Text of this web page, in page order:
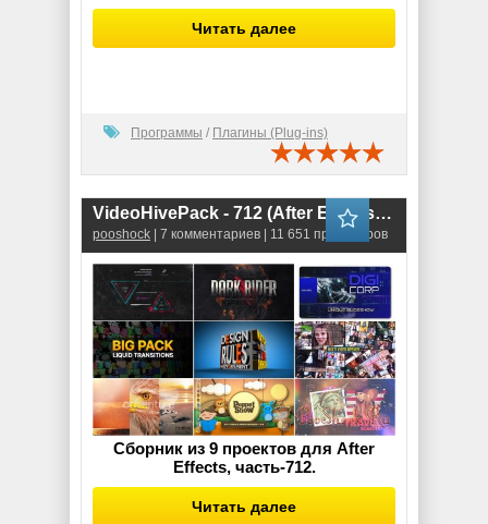
Читать далее
Программы / Плагины (Plug-ins)
VideoHivePack - 712 (After Effects Projects Pack)
pooshock | 7 комментариев | 11 651 просмотров
Сборник из 9 проектов для After
Effects, часть-712.
Читать далее